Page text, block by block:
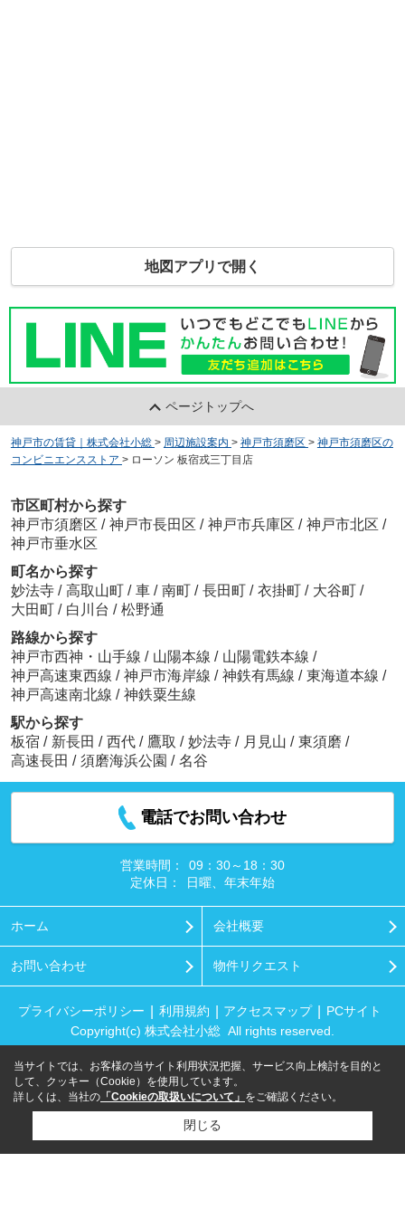
地図アプリで開く
ページトップへ
神戸市の賃貸｜株式会社小総 > 周辺施設案内 > 神戸市須磨区 > 神戸市須磨区の
コンビニエンスストア > ローソン 板宿戎三丁目店
市区町村から探す
神戸市須磨区 / 神戸市長田区 / 神戸市兵庫区 / 神戸市北区 /
神戸市垂水区
町名から探す
妙法寺 / 高取山町 / 車 / 南町 / 長田町 / 衣掛町 / 大谷町 /
大田町 / 白川台 / 松野通
路線から探す
神戸市西神・山手線 / 山陽本線 / 山陽電鉄本線 /
神戸高速東西線 / 神戸市海岸線 / 神鉄有馬線 / 東海道本線 /
神戸高速南北線 / 神鉄粟生線
駅から探す
板宿 / 新長田 / 西代 / 鷹取 / 妙法寺 / 月見山 / 東須磨 /
高速長田 / 須磨海浜公園 / 名谷
電話でお問い合わせ
営業時間：
09：30～18：30
定休日：
日曜、年末年始
ホーム 会社概要
お問い合わせ 物件リクエスト
プライバシーポリシー 利用規約 アクセスマップ
PCサイト
Copyright(c) 株式会社小総 All rights reserved.
当サイトでは、お客様の当サイト利用状況把握、サービス向上検討を目的と
して、クッキー（Cookie）を使用しています。
詳しくは、当社の 「Cookieの取扱いについて」 をご確認ください。
閉じる